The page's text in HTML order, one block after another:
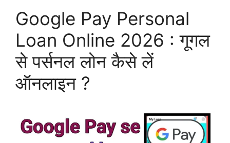
Google Pay Personal
Loan Online 2026 : गूगल
से पर्सनल लोन कैसे लें
ऑनलाइन ?